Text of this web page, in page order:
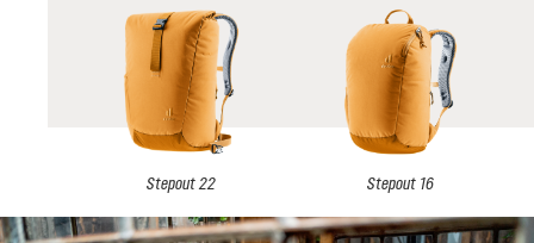
Stepout 22 Stepout 16